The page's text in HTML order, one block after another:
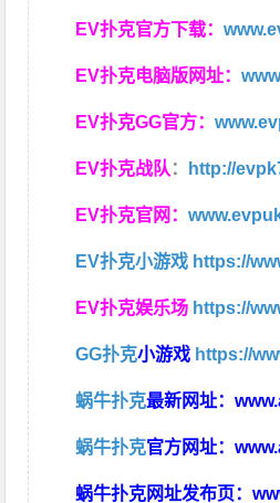
EV扑克官方下载：
EV扑克电脑版网址：
EV扑克GG官方：
EV扑克战队 ： http://
EV扑克官网：
EV扑克小游戏 https://
EV扑克娱乐场 https://
GG扑克小游戏 https://
蜗牛扑克最新网址：
蜗牛扑克官方网址：
蜗牛扑克网址发布页：